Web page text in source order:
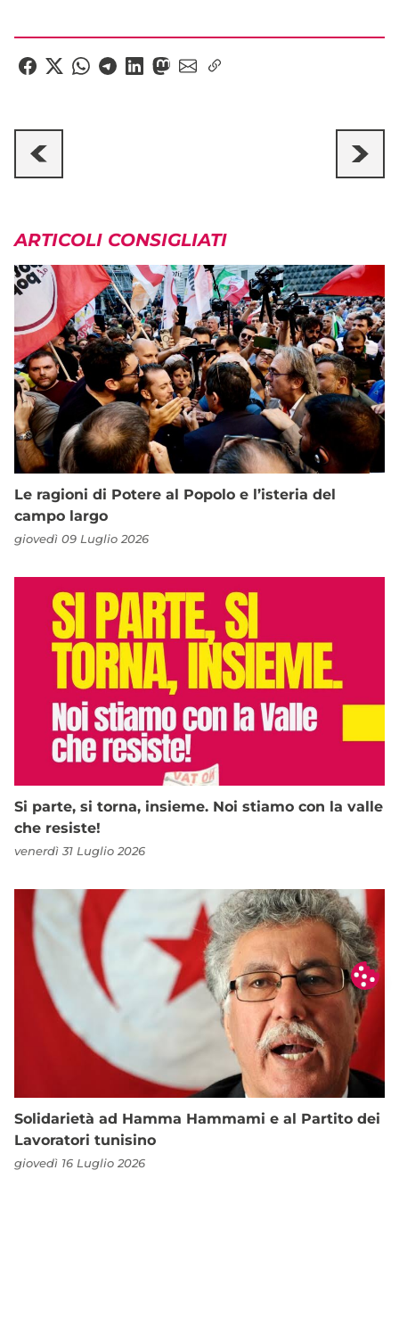
ARTICOLI CONSIGLIATI
Le ragioni di Potere al Popolo e l’isteria del
campo largo
giovedì 09 Luglio 2026
Si parte, si torna, insieme. Noi stiamo con la valle
che resiste!
venerdì 31 Luglio 2026
Solidarietà ad Hamma Hammami e al Partito dei
Lavoratori tunisino
giovedì 16 Luglio 2026